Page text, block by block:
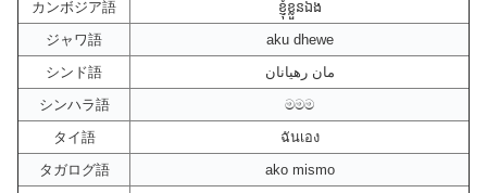
カンボジア語
ខ្ញុំ​ខ្លួនឯង
ジャワ語
aku dhewe
シンド語
مان رھيانان
シンハラ語
මමම
タイ語
ฉันเอง
タガログ語
ako mismo